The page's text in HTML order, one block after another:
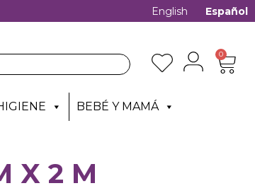
English Español
0
BEBÉ Y MAMÁ
X 2 M